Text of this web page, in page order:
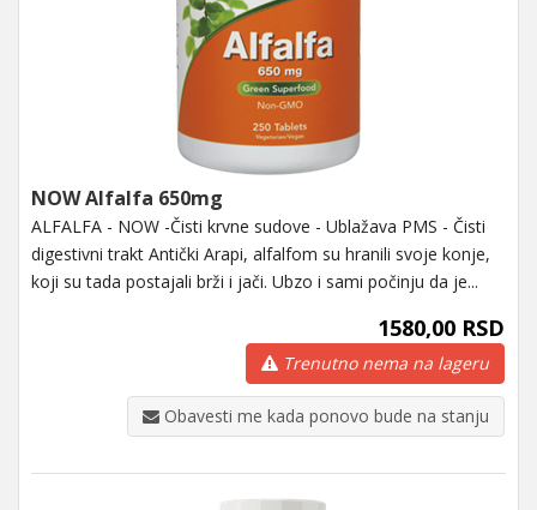
NOW Alfalfa 650mg
ALFALFA - NOW -Čisti krvne sudove - Ublažava PMS - Čisti
digestivni trakt Antički Arapi, alfalfom su hranili svoje konje,
koji su tada postajali brži i jači. Ubzo i sami počinju da je...
1580,00 RSD
Trenutno nema na lageru
Obavesti me kada ponovo bude na stanju